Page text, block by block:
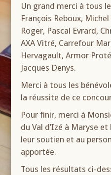
Un grand merci à tous
François Reboux,
Roger, Pascal Evrard,
AXA Vitré, Carrefour
Hervagault, Armor
Jacques Denys.
Merci à tous les
la réussite de ce
Pour finir, merci à
du Val d’Izé à Maryse
leur soutien et au
apportée.
Tous les résultats ci-